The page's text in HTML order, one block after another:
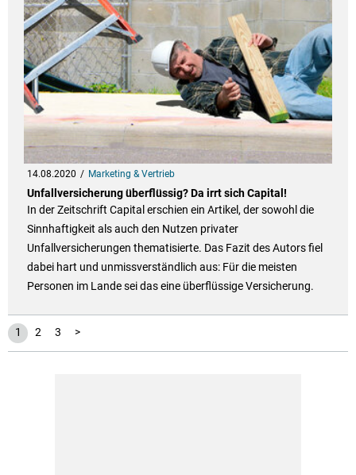
14.08.2020 Marketing & Vertrieb
Unfallversicherung überflüssig? Da irrt sich Capital!
In der Zeitschrift Capital erschien ein Artikel, der sowohl die
Sinnhaftigkeit als auch den Nutzen privater
Unfallversicherungen thematisierte. Das Fazit des Autors fiel
dabei hart und unmissverständlich aus: Für die meisten
Personen im Lande sei das eine überflüssige Versicherung.
1 2 3 >